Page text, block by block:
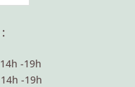
14h -19h
14h -19h